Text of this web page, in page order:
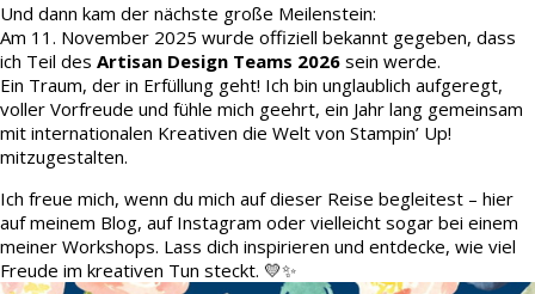
Und dann kam der nächste große Meilenstein:
Am 11. November 2025 wurde offiziell bekannt gegeben, dass
ich Teil des Artisan Design Teams 2026 sein werde.
Ein Traum, der in Erfüllung geht! Ich bin unglaublich aufgeregt,
voller Vorfreude und fühle mich geehrt, ein Jahr lang gemeinsam
mit internationalen Kreativen die Welt von Stampin’ Up!
mitzugestalten.
Ich freue mich, wenn du mich auf dieser Reise begleitest – hier
auf meinem Blog, auf Instagram oder vielleicht sogar bei einem
meiner Workshops. Lass dich inspirieren und entdecke, wie viel
Freude im kreativen Tun steckt. 💛✨